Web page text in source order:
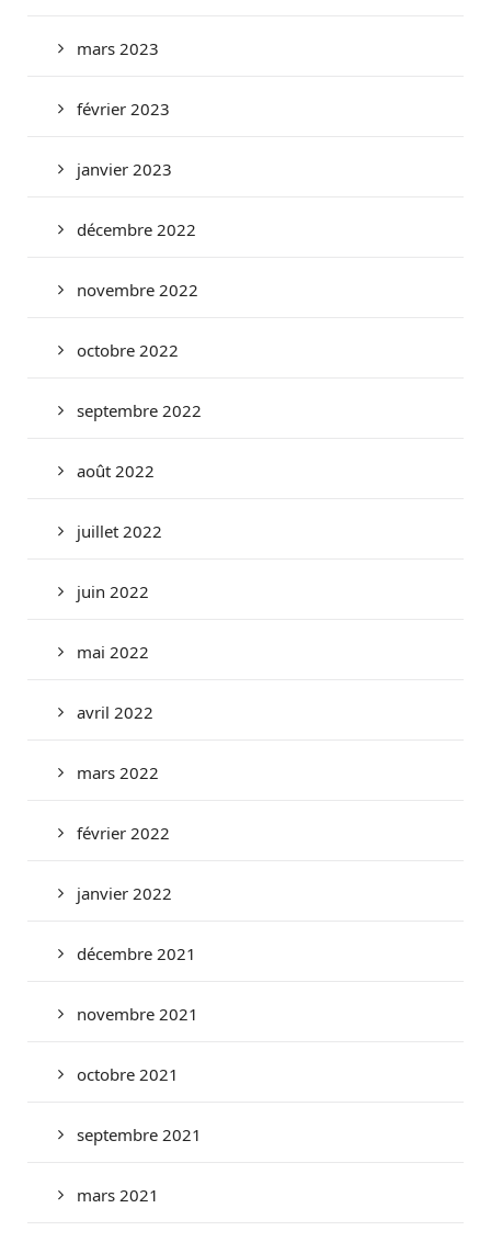
mars 2023
février 2023
janvier 2023
décembre 2022
novembre 2022
octobre 2022
septembre 2022
août 2022
juillet 2022
juin 2022
mai 2022
avril 2022
mars 2022
février 2022
janvier 2022
décembre 2021
novembre 2021
octobre 2021
septembre 2021
mars 2021